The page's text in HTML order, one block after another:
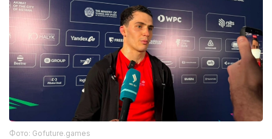
Фото: Gofuture.games